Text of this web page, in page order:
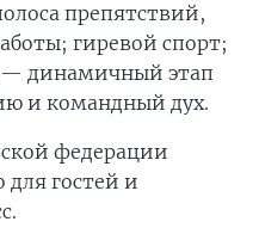
препятствий,
гиревой спорт;
— динамичный этап
и командный дух.
федерации
для гостей и